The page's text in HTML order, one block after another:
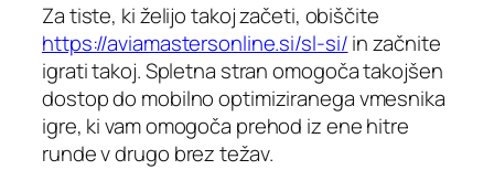
Za tiste, ki želijo takoj začeti, obiščite
https://aviamastersonline.si/sl-si/in začnite
igrati takoj. Spletna stran omogoča takojšen
dostop do mobilno optimiziranega vmesnika
igre, ki vam omogoča prehod iz ene hitre
runde v drugo brez težav.